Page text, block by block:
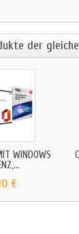
der
WINDOWS
€